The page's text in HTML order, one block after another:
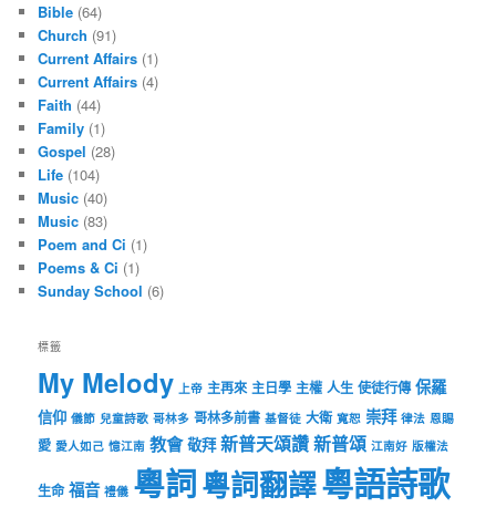
Bible (64)
Church (91)
Current Affairs (1)
Current Affairs (4)
Faith (44)
Family (1)
Gospel (28)
Life (104)
Music (40)
Music (83)
Poem and Ci (1)
Poems & Ci (1)
Sunday School (6)
標籤
My Melody 上帝 主再來 主日學 主權 人生 使徒行傳 保羅
信仰 儀節 兒童詩歌 哥林多 哥林多前書 基督徒 大衛 寬恕 崇拜 律法 恩賜
愛 愛人如己 憶江南 教會 敬拜 新普天頌讚新普頌 江南好 版權法
生命 福音 禮儀 粵詞粵詞翻譯粵語詩歌